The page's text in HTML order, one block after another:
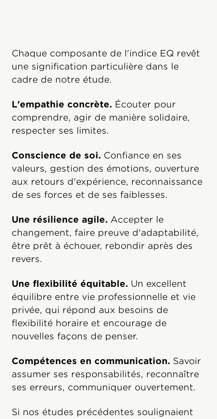
Chaque composante de l'indice EQ revêt
une signification particulière dans le
cadre de notre étude.
L'empathie concrète. Écouter pour
comprendre, agir de manière solidaire,
respecter ses limites.
Conscience de soi. Confiance en ses
valeurs, gestion des émotions, ouverture
aux retours d'expérience, reconnaissance
de ses forces et de ses faiblesses.
Une résilience agile. Accepter le
changement, faire preuve d'adaptabilité,
être prêt à échouer, rebondir après des
revers.
Une flexibilité équitable. Un excellent
équilibre entre vie professionnelle et vie
privée, qui répond aux besoins de
flexibilité horaire et encourage de
nouvelles façons de penser.
Compétences en communication. Savoir
assumer ses responsabilités, reconnaître
ses erreurs, communiquer ouvertement.
Si nos études précédentes soulignaient